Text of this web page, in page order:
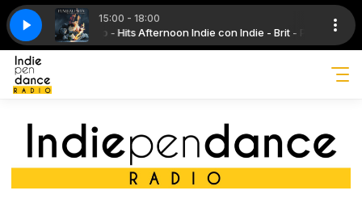
15:00 - 18:00
Indie - Brit - Pop - HitsAfternoon Indie con Indie - Brit - Pop - Hits
Because Funeral Party - Just Because
Grunge - New Wave - PunkGrunge Wave con Rock - Grunge - New